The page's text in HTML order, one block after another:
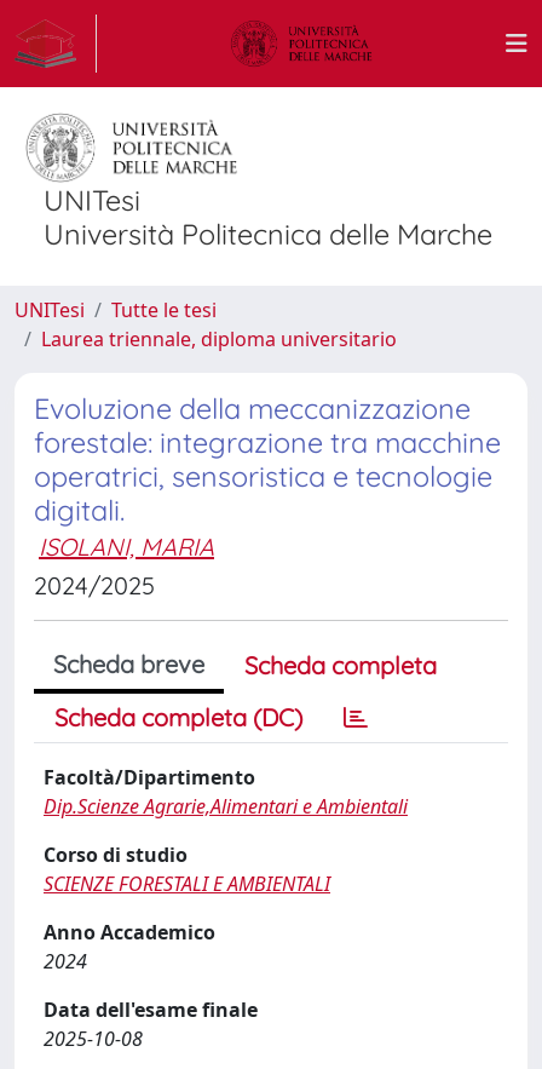
UNITesi
Università Politecnica delle Marche
UNITesi
Tutte le tesi
Laurea triennale, diploma universitario
Evoluzione della meccanizzazione
forestale: integrazione tra macchine
operatrici, sensoristica e tecnologie
digitali.
ISOLANI, MARIA
2024/2025
Scheda breve
Scheda completa
Scheda completa (DC)
Facoltà/Dipartimento
Dip.Scienze Agrarie,Alimentari e Ambientali
Corso di studio
SCIENZE FORESTALI E AMBIENTALI
Anno Accademico
2024
Data dell'esame finale
2025-10-08